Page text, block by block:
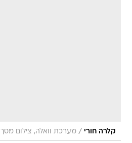
קלרה חורי / מערכת וואלה, צילום מסך